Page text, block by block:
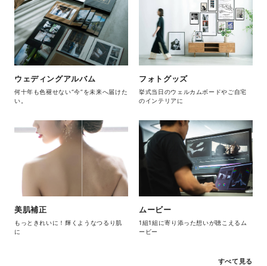
ウェディングアルバム
何十年も色褪せない“今”を未来へ届けた
い。
フォトグッズ
挙式当日のウェルカムボードやご自宅
のインテリアに
美肌補正
もっときれいに！輝くようなつるり肌
に
ムービー
1組1組に寄り添った想いが聴こえるム
ービー
すべて見る